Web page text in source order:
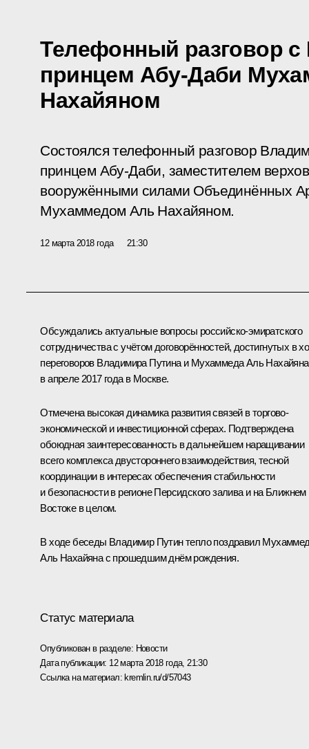
Телефонный разговор
принцем Абу-Даби
Нахайяном
Состоялся телефонный разговор
принцем Абу-Даби, заместителем
вооружёнными силами Объединённых
Мухаммедом Аль Нахайяном.
12 марта 2018 года 21:30
Обсуждались актуальные вопросы российско-эмиратского
сотрудничества с учётом договорённостей, достигнутых в
переговоров Владимира Путина и Мухаммеда Аль Нахайяна
в апреле 2017 года в Москве.
Отмечена высокая динамика развития связей в торгово-
экономической и инвестиционной сферах. Подтверждена
обоюдная заинтересованность в дальнейшем наращивании
всего комплекса двустороннего взаимодействия, тесной
координации в интересах обеспечения стабильности
и безопасности в регионе Персидского залива и на Ближнем
Востоке в целом.
В ходе беседы Владимир Путин тепло поздравил
Аль Нахайяна с прошедшим днём рождения.
Статус материала
Опубликован в разделе: Новости
Дата публикации: 12 марта 2018 года, 21:30
Ссылка на материал: kremlin.ru/d/57043